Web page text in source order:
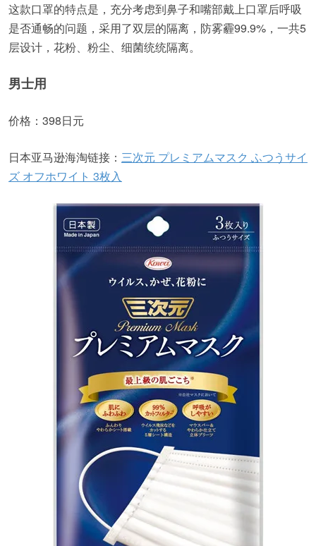
这款口罩的特点是，充分考虑到鼻子和嘴部戴上口罩后呼吸
是否通畅的问题，采用了双层的隔离，防雾霾99.9%，一共5
层设计，花粉、粉尘、细菌统统隔离。
男士用
价格：398日元
日本亚马逊海淘链接： 三次元 プレミアムマスク ふつうサイ
ズ オフホワイト 3枚入